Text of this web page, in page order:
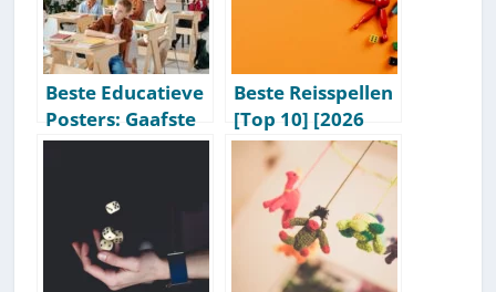
Beste Educatieve
Posters: Gaafste
Aanraders [Top
Beste Reisspellen
[Top 10] [2026
Update]